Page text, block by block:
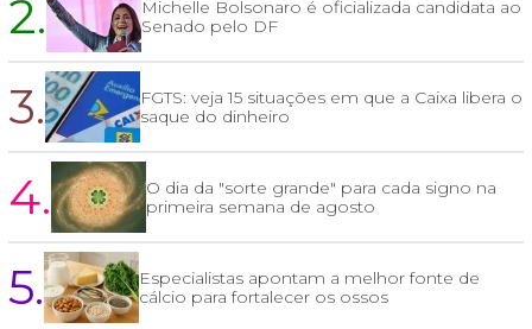
2.
Michelle Bolsonaro é oficializada candidata ao
Senado pelo DF
3.
FGTS: veja 15 situações em que a Caixa libera o
saque do dinheiro
4.
O dia da "sorte grande" para cada signo na
primeira semana de agosto
5.
Especialistas apontam a melhor fonte de
cálcio para fortalecer os ossos